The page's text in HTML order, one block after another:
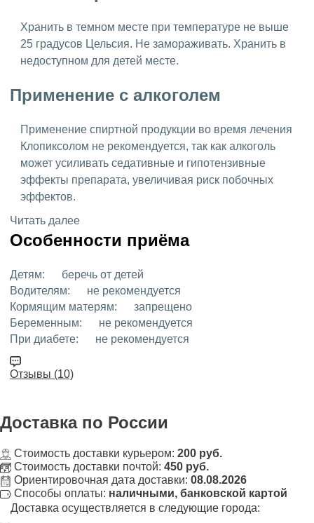
Хранить в темном месте при температуре не выше
25 градусов Цельсия. Не замораживать. Хранить в
недоступном для детей месте.
Применение с алкоголем
Применение спиртной продукции во время лечения
Клопиксолом не рекомендуется, так как алкоголь
может усиливать седативные и гипотензивные
эффекты препарата, увеличивая риск побочных
эффектов.
Читать далее
Особенности приёма
Детям:
беречь от детей
Водителям:
не рекомендуется
Кормящим матерям:
запрещено
Беременным:
не рекомендуется
При диабете:
не рекомендуется
Отзывы (10)
Доставка по России
Стоимость доставки курьером: 200 руб.
Стоимость доставки почтой: 450 руб.
Ориентировочная дата доставки: 08.08.2026
Способы оплаты: наличными, банковской картой
Доставка осуществляется в следующие города: